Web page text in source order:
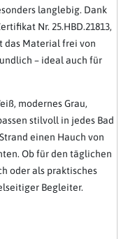
langlebig. Dank
Nr. 25.HBD.21813,
das Material frei von
– ideal auch für
modernes Grau,
stilvoll in jedes Bad
einen Hauch von
Ob für den täglichen
oder als praktisches
Begleiter.